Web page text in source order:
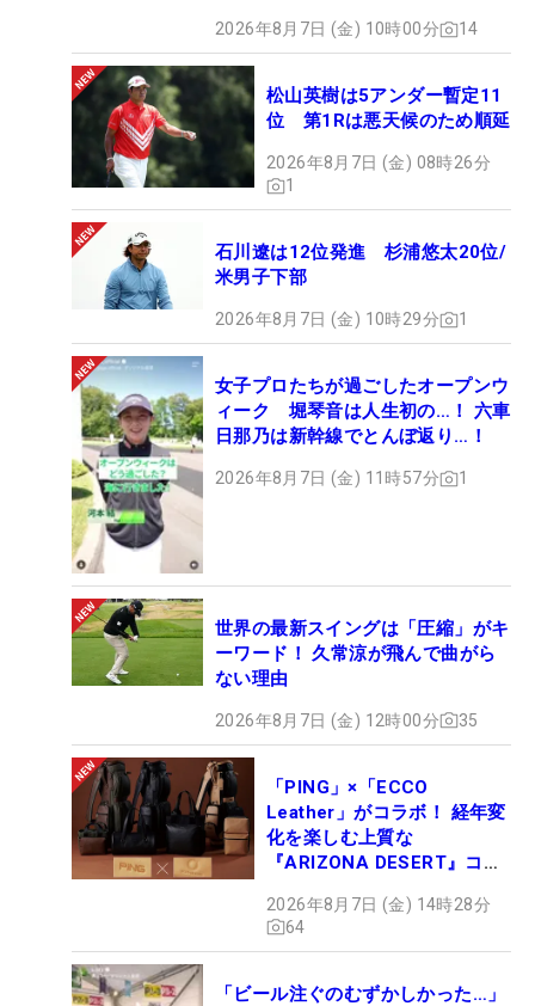
2026年8月7日 (金) 10時00分 14
松山英樹は5アンダー暫定11
位 第1Rは悪天候のため順延
2026年8月7日 (金) 08時26分
1
石川遼は12位発進 杉浦悠太20位/
米男子下部
2026年8月7日 (金) 10時29分 1
女子プロたちが過ごしたオープンウ
ィーク 堀琴音は人生初の…！ 六車
日那乃は新幹線でとんぼ返り…！
2026年8月7日 (金) 11時57分 1
世界の最新スイングは「圧縮」がキ
ーワード！ 久常涼が飛んで曲がら
ない理由
2026年8月7日 (金) 12時00分 35
「PING」×「ECCO
Leather」がコラボ！ 経年変
化を楽しむ上質な
『ARIZONA DESERT』コレ
ュー
2026年8月7日 (金) 14時28分
64
「ビール注ぐのむずかしかった…」